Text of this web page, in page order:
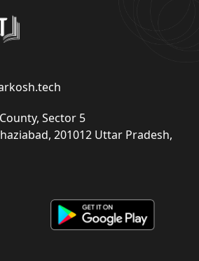
Sector 5
201012 Uttar Pradesh,